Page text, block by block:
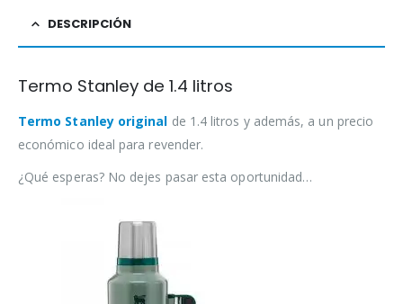
DESCRIPCIÓN
Termo Stanley de 1.4 litros
Termo Stanley original de 1.4 litros y además, a un precio
económico ideal para revender.
¿Qué esperas? No dejes pasar esta oportunidad…